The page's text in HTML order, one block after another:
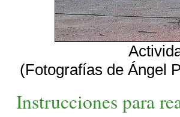
(Fotografías de Ángel
Instrucciones para